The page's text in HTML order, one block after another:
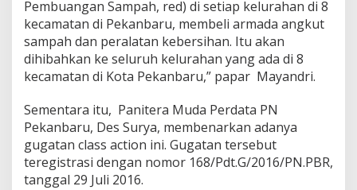
Pembuangan Sampah, red) di setiap kelurahan di 8
kecamatan di Pekanbaru, membeli armada angkut
sampah dan peralatan kebersihan. Itu akan
dihibahkan ke seluruh kelurahan yang ada di 8
kecamatan di Kota Pekanbaru,” papar Mayandri.
Sementara itu, Panitera Muda Perdata PN
Pekanbaru, Des Surya, membenarkan adanya
gugatan class action ini. Gugatan tersebut
teregistrasi dengan nomor 168/Pdt.G/2016/PN.PBR,
tanggal 29 Juli 2016.